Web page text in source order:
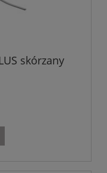
skórzany